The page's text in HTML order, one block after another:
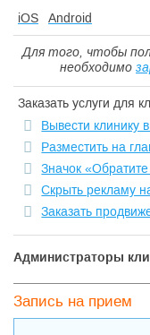
iOS Android
Для того, чтобы
необходимо
Заказать услуги для
Вывести клинику
Разместить на
Значок
Скрыть рекламу
Заказать
Администраторы
Запись на прием